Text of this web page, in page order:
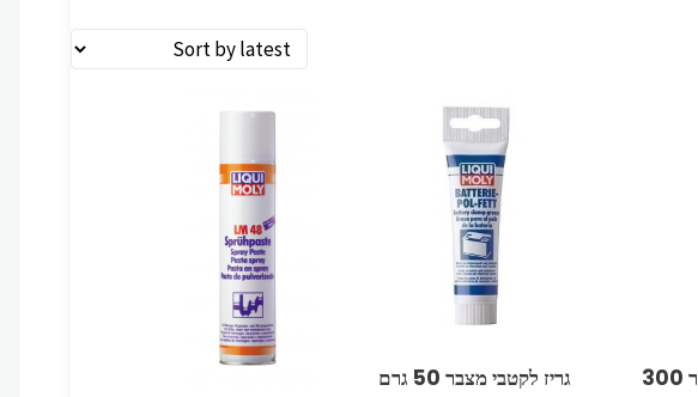
תרסיס גריז לקטבי מצבר 300
גריז לקטבי מצבר 50 גרם